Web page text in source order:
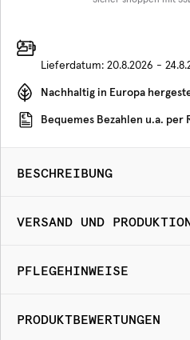
Lieferdatum: 20.8.2026 -
Nachhaltig in Europa
Bequemes Bezahlen u.a. per
BESCHREIBUNG
VERSAND UND PRODUKTION
PFLEGEHINWEISE
PRODUKTBEWERTUNGEN